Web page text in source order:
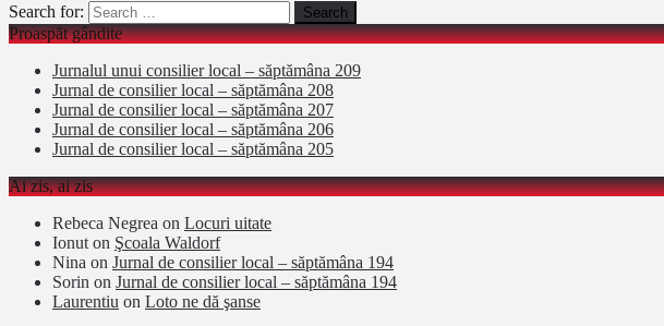
Search for:
Proaspăt gândite
Jurnalul unui consilier local – săptămâna 209
Jurnal de consilier local – săptămâna 208
Jurnal de consilier local – săptămâna 207
Jurnal de consilier local – săptămâna 206
Jurnal de consilier local – săptămâna 205
Ai zis, ai zis
Rebeca Negrea on Locuri uitate
Ionut on Şcoala Waldorf
Nina on Jurnal de consilier local – săptămâna 194
Sorin on Jurnal de consilier local – săptămâna 194
Laurentiu on Loto ne dă şanse